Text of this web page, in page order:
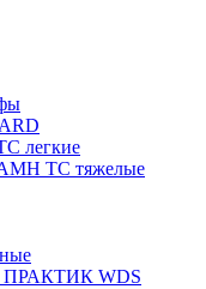
легкие
TC тяжелые
ПРАКТИК WDS